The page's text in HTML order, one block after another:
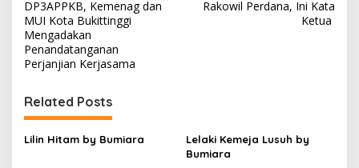
v
i
g
a
s
i
DP3APPKB, Kemenag dan
MUI Kota Bukittinggi
Mengadakan
Penandatanganan
Perjanjian Kerjasama
Rakowil Perdana, Ini Kata
Ketua
Related Posts
Lilin Hitam by Bumiara
Lelaki Kemeja Lusuh by
Bumiara